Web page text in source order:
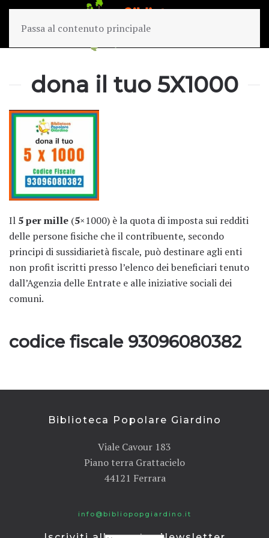
Passa al contenuto principale
dona il tuo 5X1000
Il 5 per mille (5×1000) è la quota di imposta sui redditi
delle persone fisiche che il contribuente, secondo
principi di sussidiarietà fiscale, può destinare agli enti
non profit iscritti presso l’elenco dei beneficiari tenuto
dall’Agenzia delle Entrate e alle iniziative sociali dei
comuni.
codice fiscale 93096080382
Biblioteca Popolare Giardino
Viale Cavour 183
Piano terra Grattacielo
44121 Ferrara
info@bibliopopgiardino.it